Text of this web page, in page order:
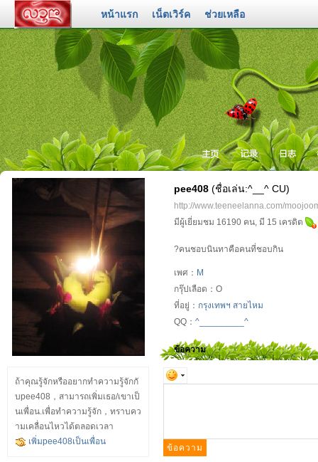
หน้าแรก เน็ตเวิร์ค ช่วยเหลือ
ถ้าคุณรู้จักหรืออยากทำความรู้จักกั
บpee408，สามารถเพิ่มเธอ/เขาเป็
นเพื่อน.เพื่อทำความรู้จัก，ทราบคว
ามเคลื่อนไหวได้ตลอดเวลา
เพิ่มpee408เป็นเพื่อน
สเป
ซ
ทัก
ทา
บล๊
อก
pee408 (ชื่อเล่น:^__^ CU)
http://www.teeneelanna.com/
มีผู้เยี่ยมชม 16190 คน, มี 15 เครดิต
?คนชอบนินทาคือคนที่ชอบกิน
เพศ： M
กรุ๊ปเลือด：O
ที่อยู่： กรุงเทพฯ สายไหม
QQ： ^_________^
ข้อความ